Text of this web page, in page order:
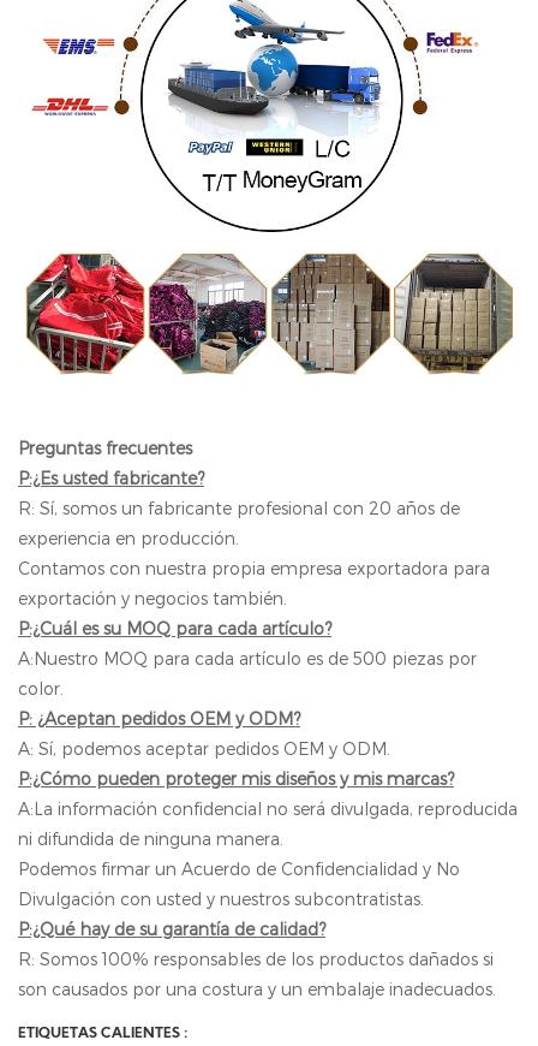
Preguntas frecuentes
P:¿Es usted fabricante?
R: Sí, somos un fabricante profesional con 20 años de
experiencia en producción.
Contamos con nuestra propia empresa exportadora para
exportación y negocios también.
P:¿Cuál es su MOQ para cada artículo?
A:Nuestro MOQ para cada artículo es de 500 piezas por
color.
P: ¿Aceptan pedidos OEM y ODM?
A: Sí, podemos aceptar pedidos OEM y ODM.
P:¿Cómo pueden proteger mis diseños y mis marcas?
A:La información confidencial no será divulgada, reproducida
ni difundida de ninguna manera.
Podemos firmar un Acuerdo de Confidencialidad y No
Divulgación con usted y nuestros subcontratistas.
P:¿Qué hay de su garantía de calidad?
R: Somos 100% responsables de los productos dañados si
son causados ​​por una costura y un embalaje inadecuados.
ETIQUETAS CALIENTES :